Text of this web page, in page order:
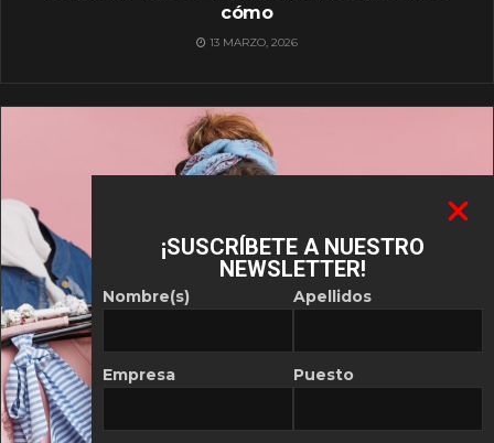
cómo
13 MARZO, 2026
¡SUSCRÍBETE A NUESTRO
NEWSLETTER!
Nombre(s)
Empresa
Apellidos
Puesto